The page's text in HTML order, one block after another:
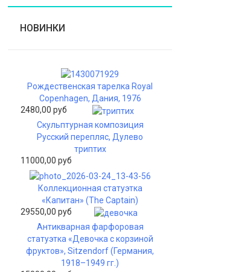
НОВИНКИ
Рождественская тарелка Royal
Copenhagen, Дания, 1976
2480,00 руб
Скульптурная композиция
Русский перепляс, Дулево
триптих
11000,00 руб
Коллекционная статуэтка
«Капитан» (The Captain)
29550,00 руб
Антикварная фарфоровая
статуэтка «Девочка с корзиной
фруктов», Sitzendorf (Германия,
1918–1949 гг.)